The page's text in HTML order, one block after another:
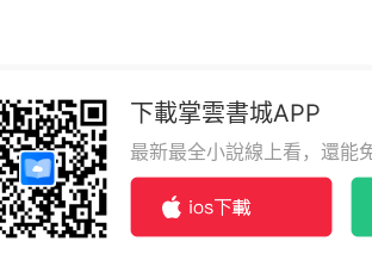
下載掌雲書城APP
最新最全小說線上看，還能